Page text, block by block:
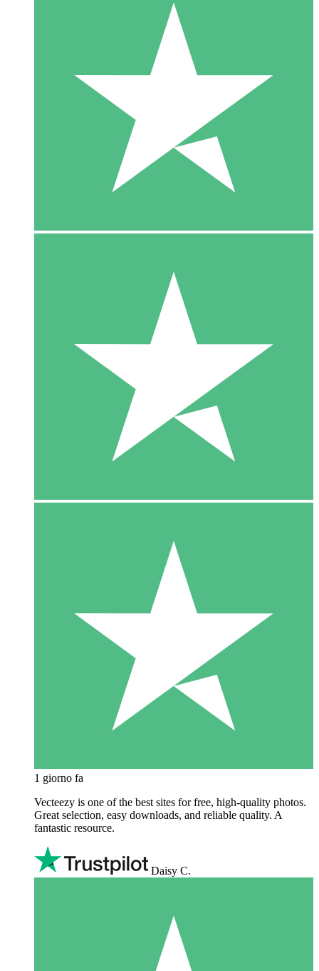
1 giorno fa
Vecteezy is one of the best sites for free, high‑quality photos.
Great selection, easy downloads, and reliable quality. A
fantastic resource.
Daisy C.